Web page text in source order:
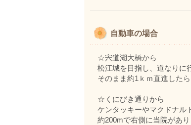
自動車の場合
☆宍道湖大橋から
松江城を目指し、道なりに
そのまま約1ｋｍ直進した
☆くにびき通りから
ケンタッキーやマクドナル
約200mで右側に当院があり